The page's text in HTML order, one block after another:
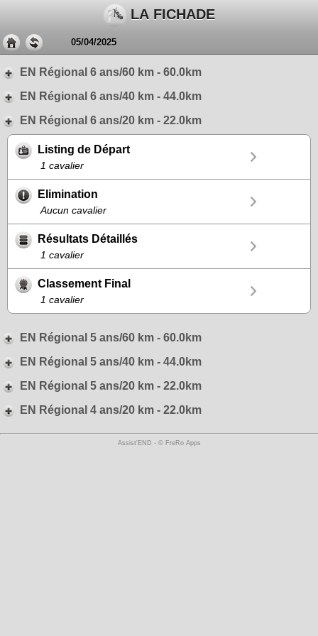
LA FICHADE
05/04/2025
EN Régional 6 ans/60 km - 60.0km
EN Régional 6 ans/40 km - 44.0km
EN Régional 6 ans/20 km - 22.0km
Listing de Départ
1 cavalier
Elimination
Aucun cavalier
Résultats Détaillés
1 cavalier
Classement Final
1 cavalier
EN Régional 5 ans/60 km - 60.0km
EN Régional 5 ans/40 km - 44.0km
EN Régional 5 ans/20 km - 22.0km
EN Régional 4 ans/20 km - 22.0km
Assist'END - © FreRo Apps